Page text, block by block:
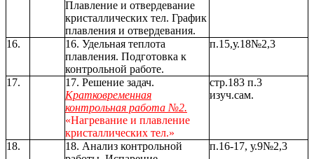
Плавление и отвердевание
кристаллических тел. График
плавления и отвердевания.
16.
16. Удельная теплота
плавления. Подготовка к
контрольной работе.
п.15,у.18№2,3
17.
17. Решение задач.
Кратковременная
контрольная работа №2.
«Нагревание и плавление
кристаллических тел.»
стр.183 п.3
изуч.сам.
18.
18. Анализ контрольной
п.16-17, у.9№2,3